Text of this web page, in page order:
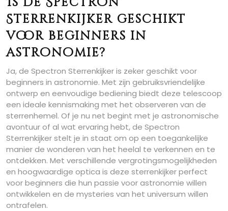
Sterrenkijker geschikt
voor beginners in
astronomie?
Ja, de Spectron Sterrenkijker is zeker geschikt voor
beginners in astronomie. Met zijn gebruiksvriendelijke
ontwerp en eenvoudige bediening biedt deze telescoop
een ideale kennismaking met het observeren van de
sterrenhemel. Of je nu net begint met je astronomische
avontuur of al wat ervaring hebt, de Spectron
Sterrenkijker stelt je in staat om op een toegankelijke
manier de wonderen van het heelal te verkennen en te
ontdekken. Met verschillende vergrotingsmogelijkheden
en hoogwaardige optica is deze sterrenkijker perfect
voor beginners die hun passie voor astronomie willen
ontwikkelen en de mysteries van het universum willen
ontrafelen.